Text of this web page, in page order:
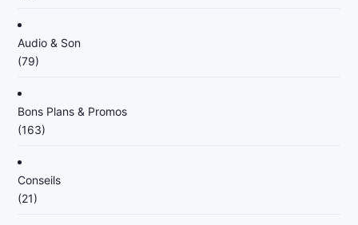
Audio & Son
(79)
Bons Plans & Promos
(163)
Conseils
(21)